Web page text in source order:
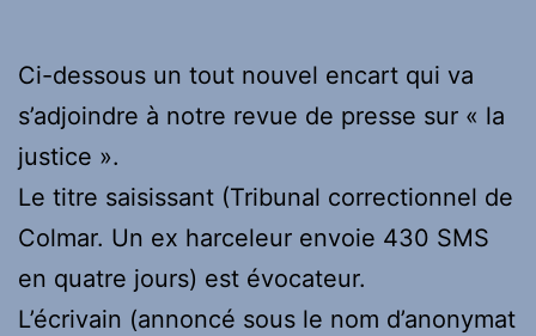
Ci-dessous un tout nouvel encart qui va
s’adjoindre à notre revue de presse sur « la
justice ».
Le titre saisissant (Tribunal correctionnel de
Colmar. Un ex harceleur envoie 430 SMS
en quatre jours) est évocateur.
L’écrivain (annoncé sous le nom d’anonymat